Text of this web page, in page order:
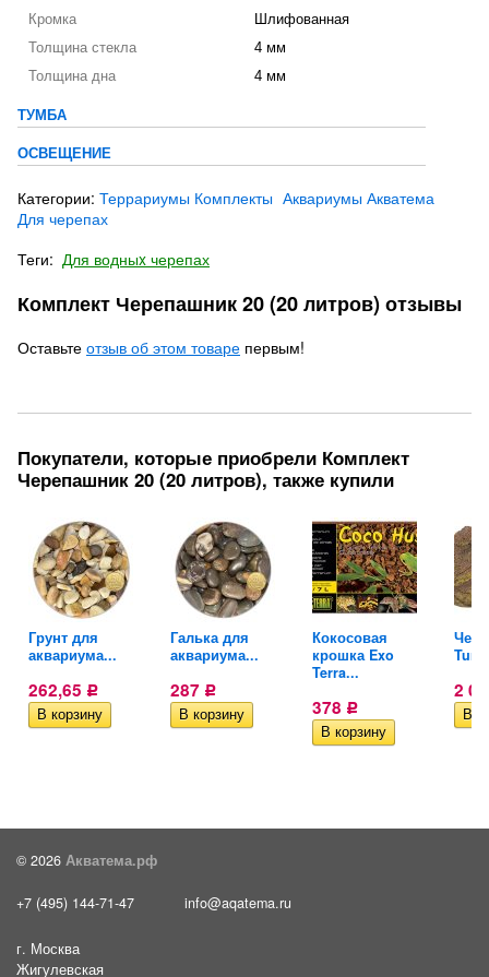
Кромка
Шлифованная
Толщина стекла
4 мм
Толщина дна
4 мм
ТУМБА
ОСВЕЩЕНИЕ
Категории: Террариумы Комплекты Аквариумы Акватема
Для черепах
Теги: Для водныx черепах
Комплект Черепашник 20 (20 литров) отзывы
Оставьте отзыв об этом товаре первым!
Покупатели, которые приобрели Комплект
Черепашник 20 (20 литров), также купили
Грунт для
аквариума...
262,65 Р
Галька для
аквариума...
287 Р
Кокосовая
крошка Exo
Terra...
378 Р
2
© 2026 Акватема.рф
+7 (495) 144-71-47 info@aqatema.ru
г. Москва
Жигулевская